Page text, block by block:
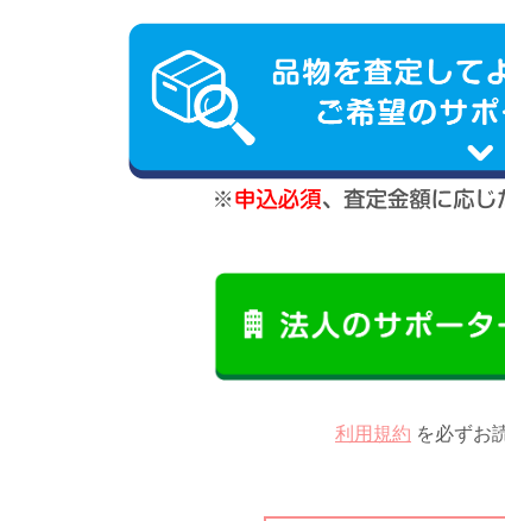
利用規約 を必ずお